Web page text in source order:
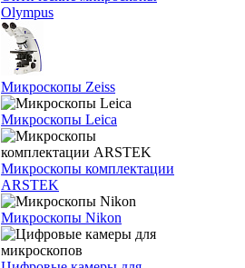
Olympus
Микроскопы Zeiss
Микроскопы Leica
Микроскопы комплектации
ARSTEK
Микроскопы Nikon